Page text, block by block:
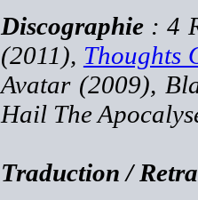
Discographie : 4
(2011), Thoughts
Avatar (2009),
Hail The
Traduction /